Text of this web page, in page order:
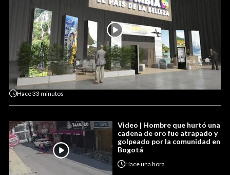
Hace33 minutos
Video | Hombre que hurtó una
cadena de oro fue atrapado y
golpeado por la comunidad en
Bogotá
Haceuna hora